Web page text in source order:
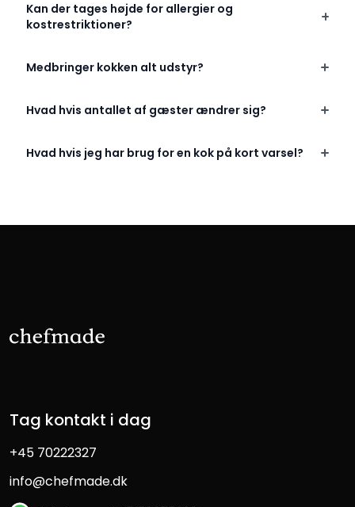
Kan der tages højde for allergier og
kostrestriktioner?
Medbringer kokken alt udstyr?
Hvad hvis antallet af gæster ændrer sig?
Hvad hvis jeg har brug for en kok på kort varsel?
Tag kontakt i dag
+45 70222327
info@chefmade.dk